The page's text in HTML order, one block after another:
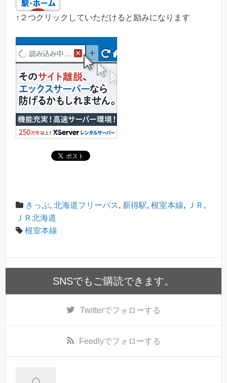
↑２つクリックしていただけると励みになります
きっぷ, 北海道フリーパス, 新得駅, 根室本線, ＪＲ ,
ＪＲ北海道
根室本線
SNSでもご購読できます。
Twitterでフォローする
Feedlyでフォローする